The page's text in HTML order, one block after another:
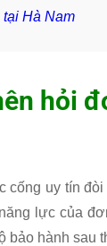
tại Hà Nam
hỏi
cống uy tín
lực của
bảo hành sau